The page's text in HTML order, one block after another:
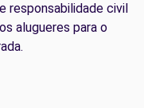
responsabilidade civil
alugueres para o